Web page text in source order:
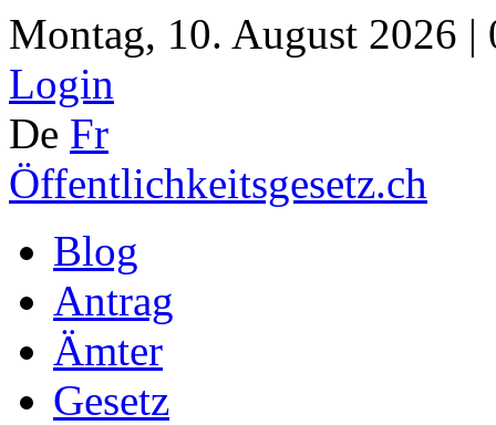
Montag, 10. August 2026 |
Login
De Fr
Öffentlichkeitsgesetz.ch
Blog
Antrag
Ämter
Gesetz